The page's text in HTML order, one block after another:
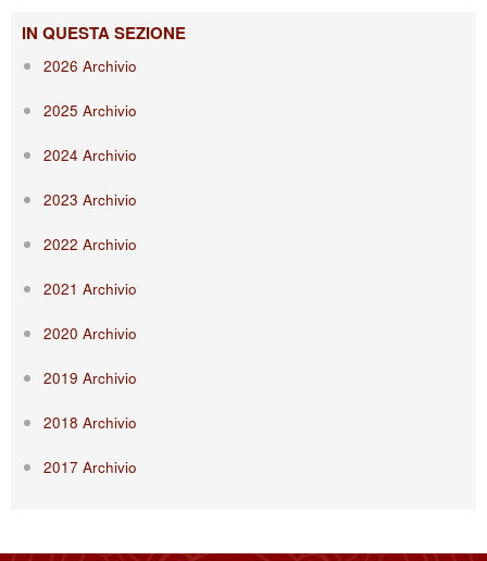
IN QUESTA SEZIONE
2026 Archivio
2025 Archivio
2024 Archivio
2023 Archivio
2022 Archivio
2021 Archivio
2020 Archivio
2019 Archivio
2018 Archivio
2017 Archivio